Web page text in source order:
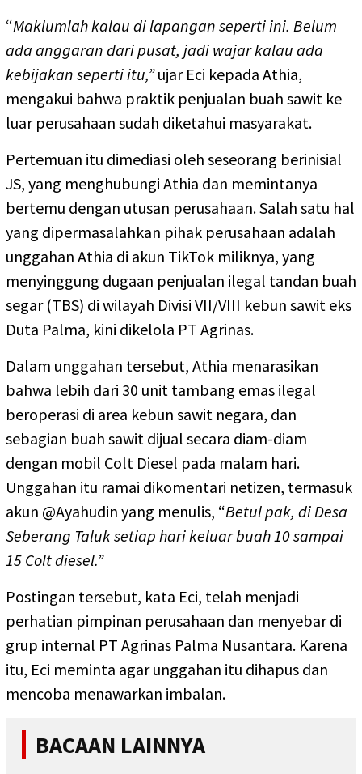
“Maklumlah kalau di lapangan seperti ini. Belum
ada anggaran dari pusat, jadi wajar kalau ada
kebijakan seperti itu,”ujar Eci kepada Athia,
mengakui bahwa praktik penjualan buah sawit ke
luar perusahaan sudah diketahui masyarakat.
Pertemuan itu dimediasi oleh seseorang berinisial
JS, yang menghubungi Athia dan memintanya
bertemu dengan utusan perusahaan. Salah satu hal
yang dipermasalahkan pihak perusahaan adalah
unggahan Athia di akun TikTok miliknya, yang
menyinggung dugaan penjualan ilegal tandan buah
segar (TBS) di wilayah Divisi VII/VIII kebun sawit eks
Duta Palma, kini dikelola PT Agrinas.
Dalam unggahan tersebut, Athia menarasikan
bahwa lebih dari 30 unit tambang emas ilegal
beroperasi di area kebun sawit negara, dan
sebagian buah sawit dijual secara diam-diam
dengan mobil Colt Diesel pada malam hari.
Unggahan itu ramai dikomentari netizen, termasuk
akun @Ayahudin yang menulis, “Betul pak, di Desa
Seberang Taluk setiap hari keluar buah 10 sampai
15 Colt diesel.”
Postingan tersebut, kata Eci, telah menjadi
perhatian pimpinan perusahaan dan menyebar di
grup internal PT Agrinas Palma Nusantara. Karena
itu, Eci meminta agar unggahan itu dihapus dan
mencoba menawarkan imbalan.
BACAAN LAINNYA